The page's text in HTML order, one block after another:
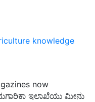
knowledge
now
ಇಲಾಖೆಯು ಮೀನು